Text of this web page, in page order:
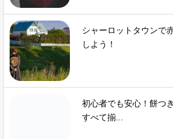
シャーロットタウンで
しよう！
初心者でも安心！餅つ
すべて揃...